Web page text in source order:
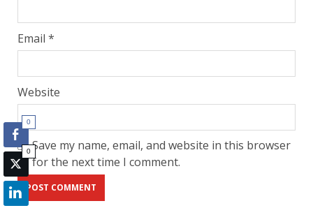
Email *
Website
Save my name, email, and website in this browser
for the next time I comment.
0
0